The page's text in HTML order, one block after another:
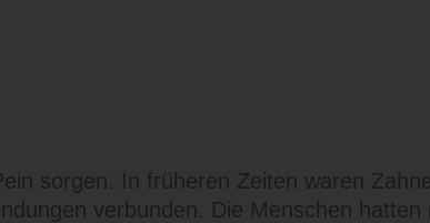
sorgen. In früheren Zeiten waren
verbunden. Die Menschen